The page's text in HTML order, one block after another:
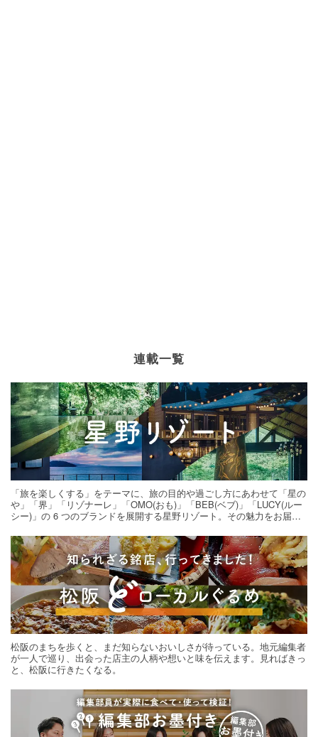
連載一覧
「旅を楽しくする」をテーマに、旅の目的や過ごし方にあわせて「星の
や」「界」「リゾナーレ」「OMO(おも)」「BEB(ベブ)」「LUCY(ルー
シー)」の 6 つのブランドを展開する星野リゾート。その魅力をお届け
松阪のまちを歩くと、まだ知らないおいしさが待っている。地元編集者
が一人で巡り、出会った店主の人柄や想いと味を伝えます。見ればきっ
と、松阪に行きたくなる。